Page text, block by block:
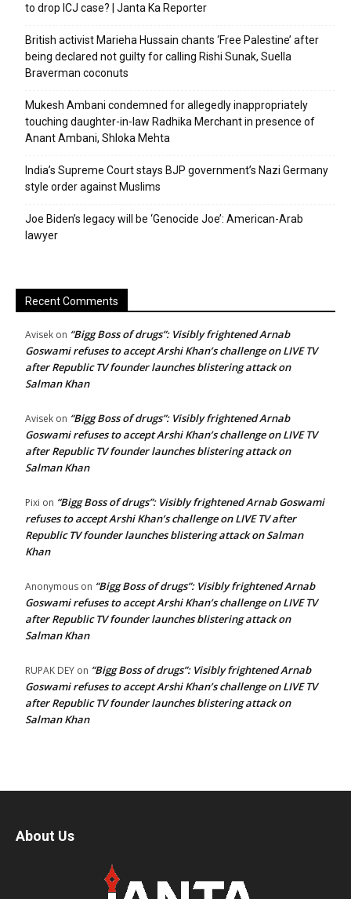
to drop ICJ case? | Janta Ka Reporter
British activist Marieha Hussain chants ‘Free Palestine’ after
being declared not guilty for calling Rishi Sunak, Suella
Braverman coconuts
Mukesh Ambani condemned for allegedly inappropriately
touching daughter-in-law Radhika Merchant in presence of
Anant Ambani, Shloka Mehta
India’s Supreme Court stays BJP government’s Nazi Germany
style order against Muslims
Joe Biden’s legacy will be ‘Genocide Joe’: American-Arab
lawyer
Recent Comments
Avisek on “Bigg Boss of drugs”: Visibly frightened Arnab
Goswami refuses to accept Arshi Khan’s challenge on LIVE TV
after Republic TV founder launches blistering attack on
Salman Khan
Avisek on “Bigg Boss of drugs”: Visibly frightened Arnab
Goswami refuses to accept Arshi Khan’s challenge on LIVE TV
after Republic TV founder launches blistering attack on
Salman Khan
Pixi on “Bigg Boss of drugs”: Visibly frightened Arnab Goswami
refuses to accept Arshi Khan’s challenge on LIVE TV after
Republic TV founder launches blistering attack on Salman
Khan
Anonymous on “Bigg Boss of drugs”: Visibly frightened Arnab
Goswami refuses to accept Arshi Khan’s challenge on LIVE TV
after Republic TV founder launches blistering attack on
Salman Khan
RUPAK DEY on “Bigg Boss of drugs”: Visibly frightened Arnab
Goswami refuses to accept Arshi Khan’s challenge on LIVE TV
after Republic TV founder launches blistering attack on
Salman Khan
About Us